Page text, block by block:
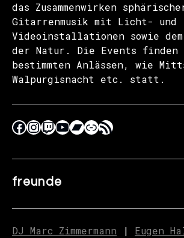
das Zusammenwirken
Gitarrenmusik mit Licht- und
Videoinstallationen sowie dem
der Natur. Die Events finden
bestimmten Anlässen, wie
Walpurgisnacht etc. statt.
freunde
DJ Marc Zimmermann | Eugen